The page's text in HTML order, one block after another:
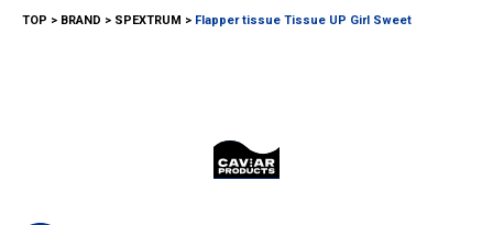
TOP BRAND SPEXTRUM Flapper tissue Tissue UP Girl Sweet